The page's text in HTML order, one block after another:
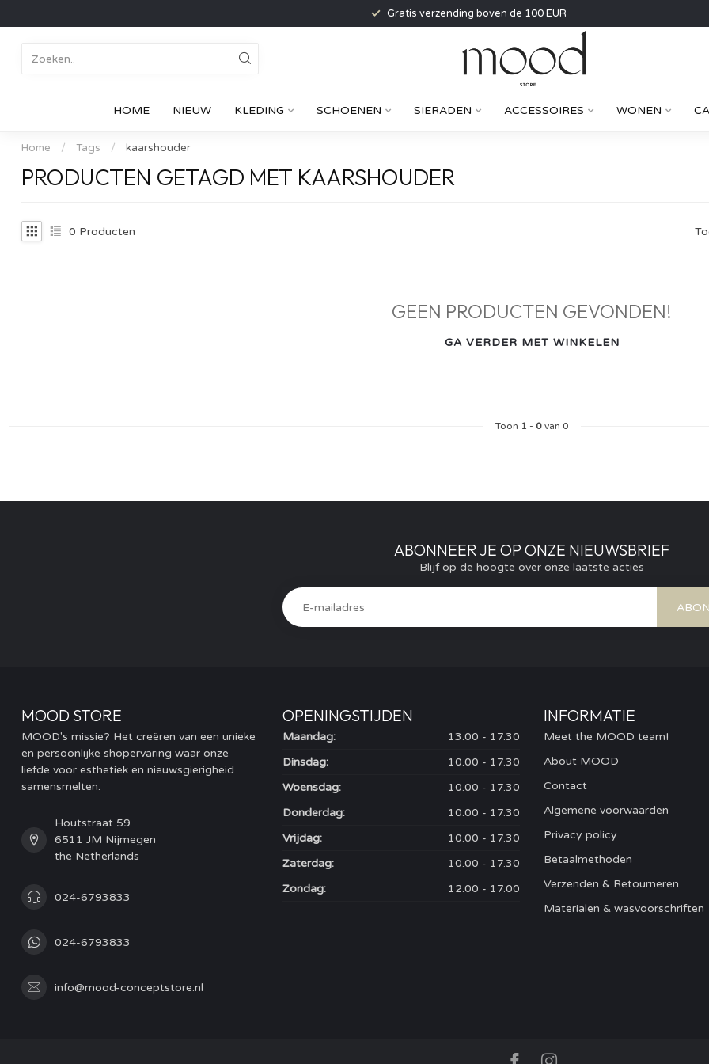
Gratis verzending boven de 100 EUR
HOME NIEUW KLEDING SCHOENEN SIERADEN ACCESSOIRES WONEN
Home / Tags / kaarshouder
PRODUCTEN GETAGD MET KAARSHOUDER
0 Producten
GEEN PRODUCTEN GEVONDEN!
GA VERDER MET WINKELEN
Toon 1 - 0van 0
ABONNEER JE OP ONZE NIEUWSBRIEF
Blijf op de hoogte over onze laatste acties
MOOD STORE
MOOD's missie? Het creëren van een unieke
en persoonlijke shopervaring waar onze
liefde voor esthetiek en nieuwsgierigheid
samensmelten.
Houtstraat 59
6511 JM Nijmegen
the Netherlands
024-6793833
024-6793833
info@mood-conceptstore.nl
OPENINGSTIJDEN
Maandag:
13.00 - 17.30
Dinsdag:
10.00 - 17.30
Woensdag:
10.00 - 17.30
Donderdag:
10.00 - 17.30
Vrijdag:
10.00 - 17.30
Zaterdag:
10.00 - 17.30
Zondag:
12.00 - 17.00
INFORMATIE
Meet the MOOD team!
About MOOD
Contact
Algemene voorwaarden
Privacy policy
Betaalmethoden
Verzenden & Retourneren
Materialen & wasvoorschriften